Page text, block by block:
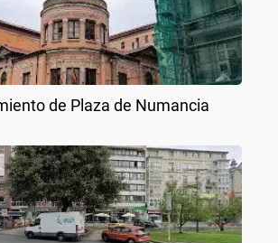
de Plaza de Numancia